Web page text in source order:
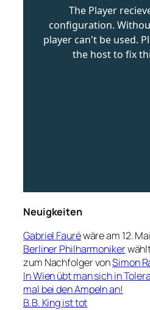
Neuigkeiten
Gabriel Fauréwäre am 12.
Berliner Philharmoniker
zum Nachfolger vonSimon
In Wien übt man sich in
mal bei den Ampeln an!
B.B. King ist tot